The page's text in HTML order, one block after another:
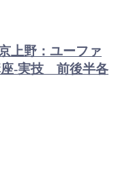
上野：ユーファ
座-実技 前後半各